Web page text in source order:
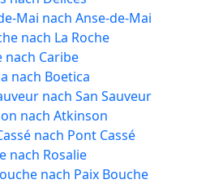
Mai nach Anse-de-Mai
nach La Roche
nach Caribe
nach Boetica
nach San Sauveur
nach Atkinson
nach Pont Cassé
nach Rosalie
nach Paix Bouche